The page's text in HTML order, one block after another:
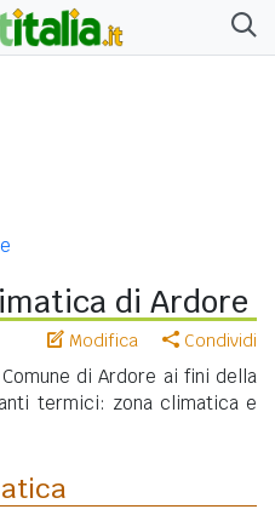
di Ardore
Modifica Condividi
di Ardore ai fini della
termici: zona climatica e